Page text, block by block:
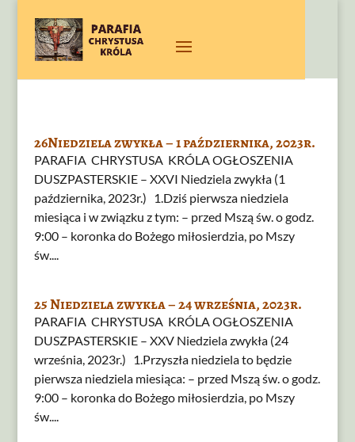
26Niedziela zwykła – 1 października, 2023r.
PARAFIA CHRYSTUSA KRÓLA OGŁOSZENIA
DUSZPASTERSKIE – XXVI Niedziela zwykła (1
października, 2023r.) 1.Dziś pierwsza niedziela
miesiąca i w związku z tym: – przed Mszą św. o godz.
9:00 – koronka do Bożego miłosierdzia, po Mszy
św....
25 Niedziela zwykła – 24 września, 2023r.
PARAFIA CHRYSTUSA KRÓLA OGŁOSZENIA
DUSZPASTERSKIE – XXV Niedziela zwykła (24
września, 2023r.) 1.Przyszła niedziela to będzie
pierwsza niedziela miesiąca: – przed Mszą św. o godz.
9:00 – koronka do Bożego miłosierdzia, po Mszy
św....